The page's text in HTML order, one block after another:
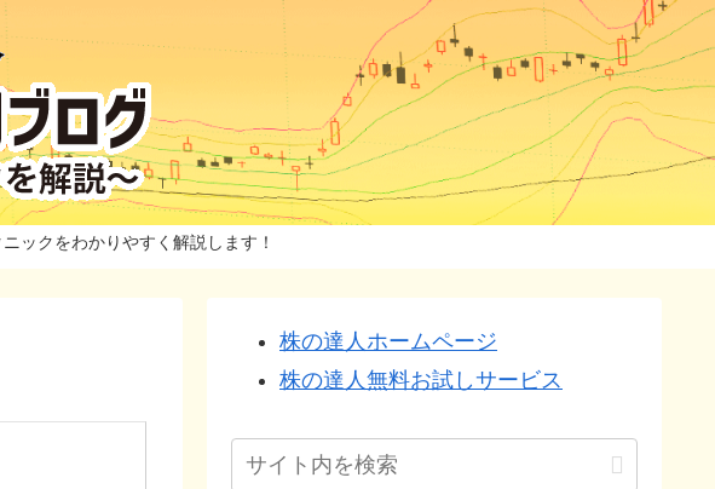
ックをわかりやすく解説します！
株の達人ホームページ
株の達人無料お試しサービス